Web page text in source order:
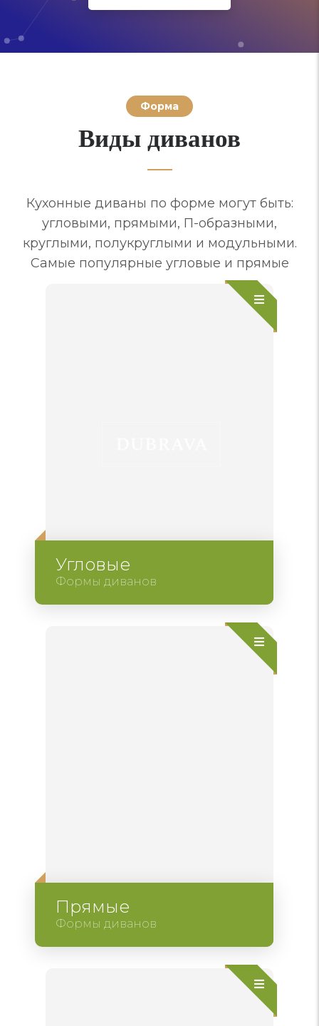
Форма
Виды диванов
Кухонные диваны по форме могут быть:
угловыми, прямыми, П-образными,
круглыми, полукруглыми и модульными.
Самые популярные угловые и прямые
Угловые
Формы диванов
Прямые
Формы диванов